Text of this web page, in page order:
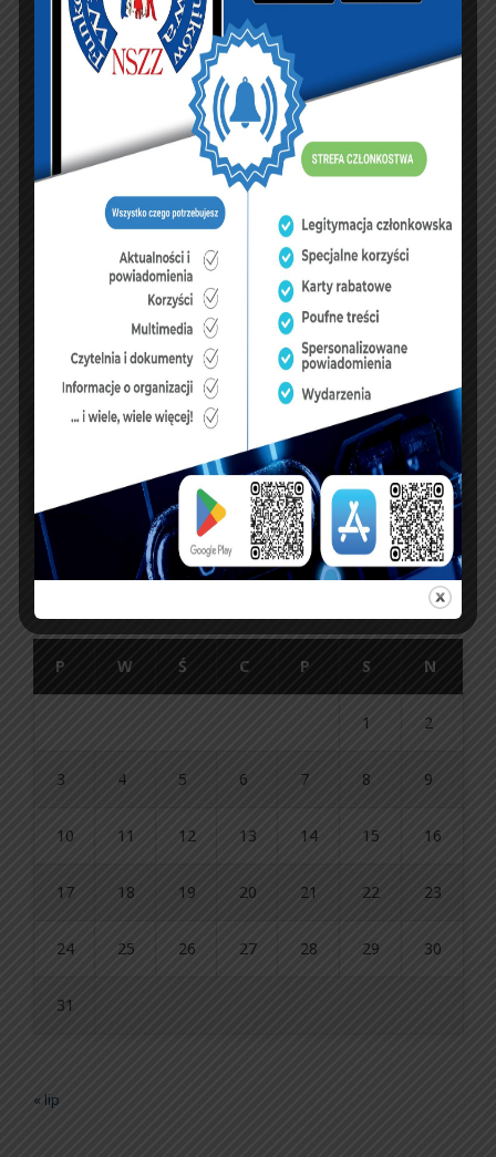
KSIĘGA GOŚCI:
dopisz do księgi
NASZ FACEBOOK
UBEZPIECZENIA
P W Ś C P S N
1 2
3 4 5 6 7 8 9
10 11 12 13 14 15 16
17 18 19 20 21 22 23
24 25 26 27 28 29 30
31
« lip